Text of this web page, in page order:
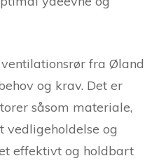
fra Øland
og krav. Det er
såsom materiale,
vedligeholdelse og
effektivt og holdbart